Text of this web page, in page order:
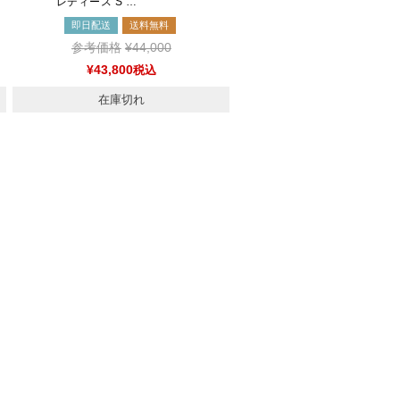
即日配送 送料無料
参考価格 ¥44,000
¥43,800税込
在庫切れ